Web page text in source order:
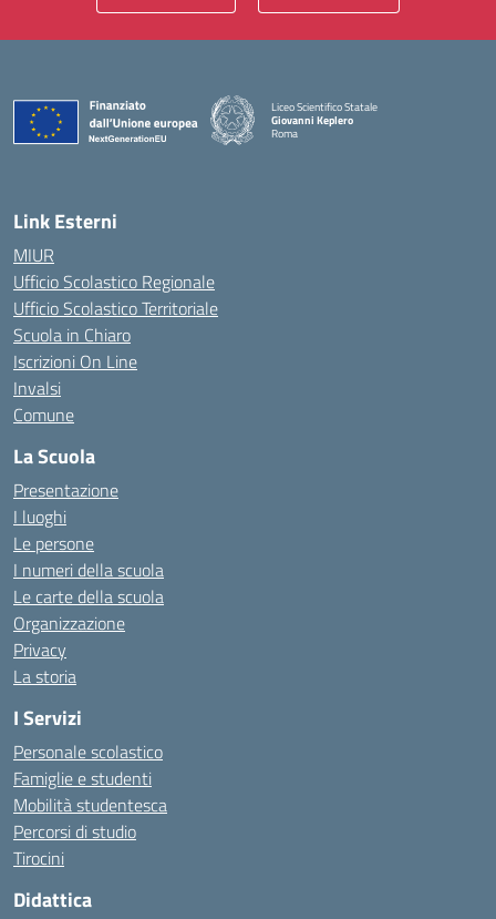
Liceo Scientifico Statale
Giovanni Keplero
Roma
Link Esterni
MIUR
Ufficio Scolastico Regionale
Ufficio Scolastico Territoriale
Scuola in Chiaro
Iscrizioni On Line
Invalsi
Comune
La Scuola
Presentazione
I luoghi
Le persone
I numeri della scuola
Le carte della scuola
Organizzazione
Privacy
La storia
I Servizi
Personale scolastico
Famiglie e studenti
Mobilità studentesca
Percorsi di studio
Tirocini
Didattica